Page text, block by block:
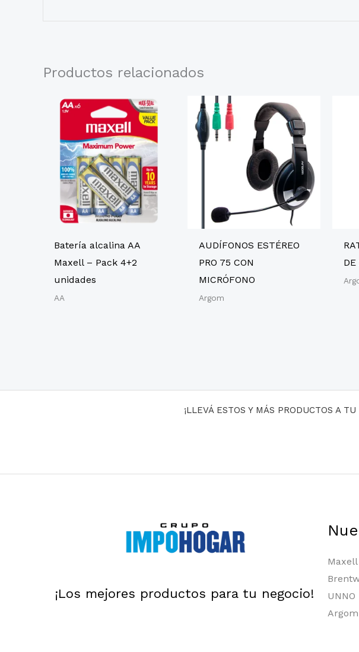
Productos relacionados
Batería alcalina AA
Maxell – Pack 4+2
unidades
AA
AUDÍFONOS ESTÉREO
PRO 75 CON
MICRÓFONO
Argom
¡LLEVÁ ESTOS Y MÁS PRODUCTOS A
¡Los mejores productos para tu negocio!
Maxell
UNNO
Argom